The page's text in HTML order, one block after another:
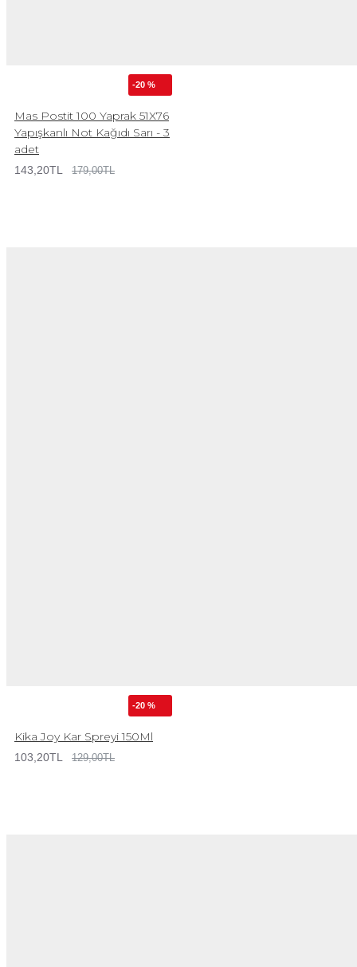
-20 %
Mas Postit 100 Yaprak 51X76
Yapışkanlı Not Kağıdı Sarı - 3
adet
143,20TL 179,00TL
-20 %
Kika Joy Kar Spreyi 150Ml
103,20TL 129,00TL